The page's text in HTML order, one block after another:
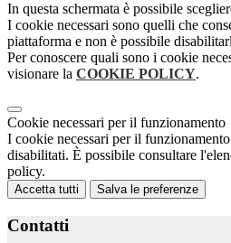
In questa schermata è possibile
I cookie necessari sono quelli che
piattaforma e non è possibile
Per conoscere quali sono i cookie
visionare la COOKIE POLICY.
Cookie necessari per il funzionamento
I cookie necessari per il
disabilitati. È possibile consultare
policy.
Accetta tutti Salva le preferenze
Contatti